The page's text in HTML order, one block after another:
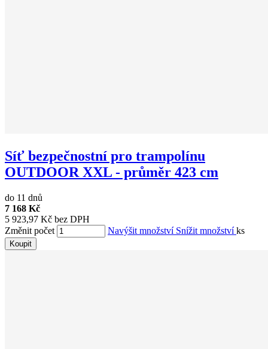
Síť bezpečnostní pro trampolínu
OUTDOOR XXL - průměr 423 cm
do 11 dnů
7 168 Kč
5 923,97 Kč bez DPH
Změnit počet
Navýšit množství Snížit množstvíks
Koupit